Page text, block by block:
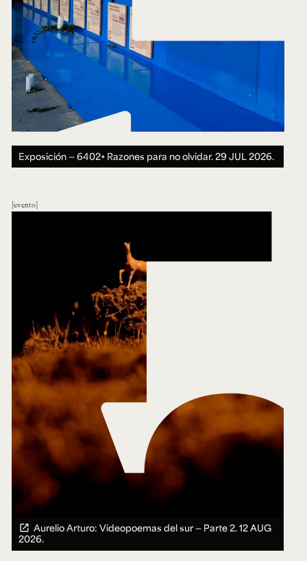
Exposición — 6402+ Razones para no olvidar.29 JUL 2026.
evento
Aurelio Arturo: Videopoemas del sur — Parte 2.12 AUG
2026.